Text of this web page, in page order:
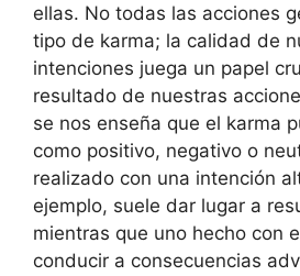
ellas. No todas las acciones
tipo de karma; la calidad de
intenciones juega un papel
resultado de nuestras
se nos enseña que el karma
como positivo, negativo o
realizado con una intención
ejemplo, suele dar lugar a
mientras que uno hecho con
conducir a consecuencias